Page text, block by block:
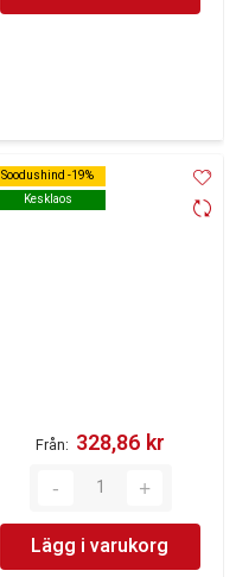
Soodushind -19%
Kesklaos
Soodushind -19%
Kesklaos
Från 328,86 kr‎
Lägg i varukorg